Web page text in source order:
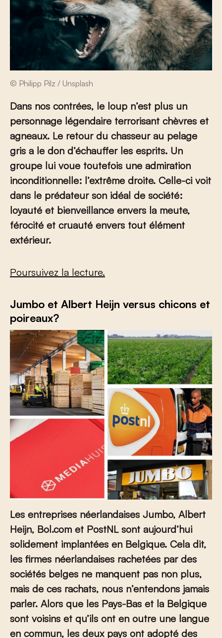
© Philipp Pilz / Unsplash
Dans nos contrées, le loup n’est plus un
personnage légendaire terrorisant chèvres et
agneaux. Le retour du chasseur au pelage
gris a le don d’échauffer les esprits. Un
groupe lui voue toutefois une admiration
inconditionnelle: l’extrême droite. Celle-ci voit
dans le prédateur son idéal de société:
loyauté et bienveillance envers la meute,
férocité et cruauté envers tout élément
extérieur.
Poursuivez la lecture.
Jumbo et Albert Heijn versus chicons et
poireaux?
Les entreprises néerlandaises Jumbo, Albert
Heijn, Bol.com et PostNL sont aujourd’hui
solidement implantées en Belgique. Cela dit,
les firmes néerlandaises rachetées par des
sociétés belges ne manquent pas non plus,
mais de ces rachats, nous n’entendons jamais
parler. Alors que les Pays-Bas et la Belgique
sont voisins et qu’ils ont en outre une langue
en commun, les deux pays ont adopté des